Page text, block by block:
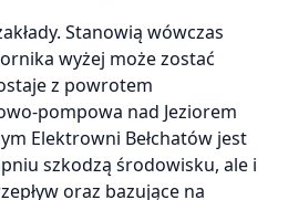
Stanowią wówczas
wyżej może zostać
z powrotem
pompowa nad Jeziorem
Elektrowni Bełchatów jest
szkodzą środowisku, ale i
oraz bazujące na